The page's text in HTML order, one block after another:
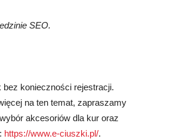
SEO.
bez konieczności rejestracji.
na ten temat, zapraszamy
akcesoriów dla kur oraz
https://www.e-ciuszki.pl/.